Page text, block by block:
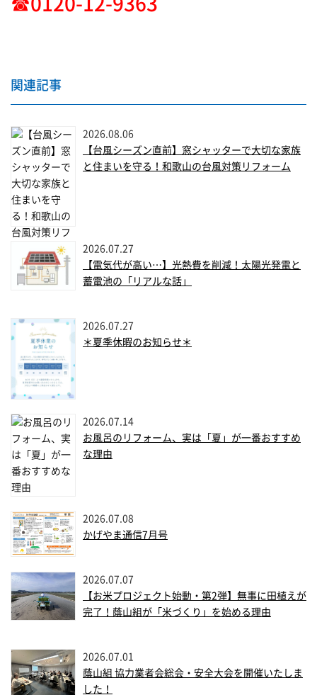
関連記事
2026.08.06
【台風シーズン直前】窓シャッターで大切な家族
と住まいを守る！和歌山の台風対策リフォーム
2026.07.27
【電気代が高い…】光熱費を削減！太陽光発電と
蓄電池の「リアルな話」
2026.07.27
＊夏季休暇のお知らせ＊
2026.07.14
お風呂のリフォーム、実は「夏」が一番おすすめ
な理由
2026.07.08
かげやま通信7月号
2026.07.07
【お米プロジェクト始動・第2弾】無事に田植えが
完了！蔭山組が「米づくり」を始める理由
2026.07.01
蔭山組 協力業者会総会・安全大会を開催いたしま
した！